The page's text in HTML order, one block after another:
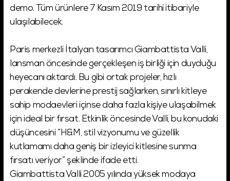
demo. Tüm ürünlere 7 Kasım 2019 tarihi itibariyle
ulaşılabilecek.
Paris merkezli İtalyan tasarımcı Giambattista Valli,
lansman öncesinde gerçekleşen iş birliği için duyduğu
heyecanı aktardı. Bu gibi ortak projeler, hızlı
perakende devlerine prestij sağlarken, sınırlı kitleye
sahip modaevleri içinse daha fazla kişiye ulaşabilmek
için ideal bir fırsat. Etkinlik öncesinde Valli, bu konudaki
düşüncesini “H&M, stil vizyonumu ve güzellik
kutlamamı daha geniş bir izleyici kitlesine sunma
fırsatı veriyor” şeklinde ifade etti.
Giambattista Valli 2005 yılında yüksek modaya